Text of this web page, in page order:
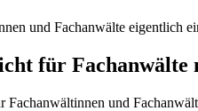
und Fachanwälte eigentlich
für Fachanwälte
und